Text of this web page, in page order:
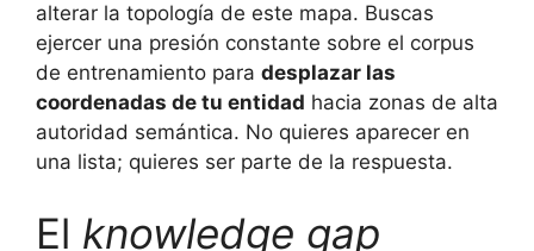
alterar la topología de este mapa. Buscas
ejercer una presión constante sobre el corpus
de entrenamiento para desplazar las
coordenadas de tu entidad hacia zonas de alta
autoridad semántica. No quieres aparecer en
una lista; quieres ser parte de la respuesta.
El knowledge gap